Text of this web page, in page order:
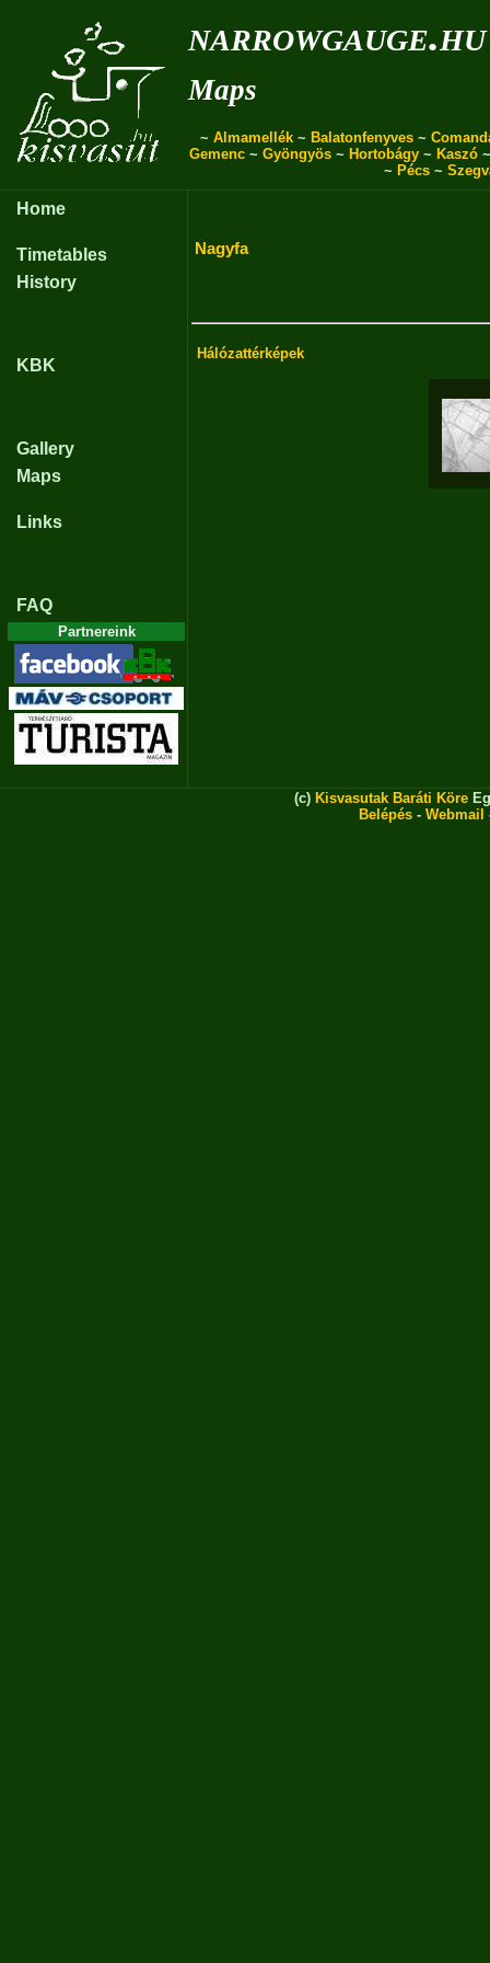
narrowgauge.hu
Maps
~ Almamellék ~ Balatonfenyves ~
Gemenc ~ Gyöngyös ~ Hortobágy ~ Kaszó
~ Pécs ~
Home
Timetables
History
KBK
Gallery
Maps
Links
FAQ
Partnereink
Nagyfa
Hálózattérképek
(c) Kisvasutak Baráti Köre
Belépés - Webmail